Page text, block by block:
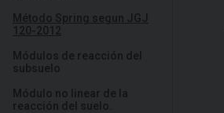
Método Spring segun JGJ
120-2012
Módulos de reacción del
subsuelo
Módulo no linear de la
reacción del suelo.